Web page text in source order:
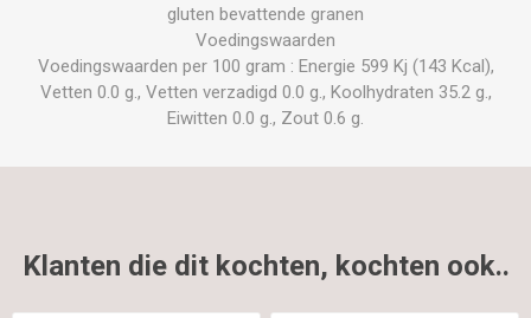
gluten bevattende granen
Voedingswaarden
Voedingswaarden per 100 gram : Energie 599 Kj (143 Kcal),
Vetten 0.0 g., Vetten verzadigd 0.0 g., Koolhydraten 35.2 g.,
Eiwitten 0.0 g., Zout 0.6 g.
Klanten die dit kochten, kochten ook..